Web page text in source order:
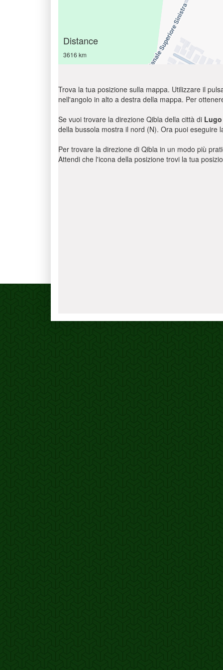
Distance
3616 km
Trova la tua posizione sulla mappa. Utilizzare il
nell'angolo in alto a destra della mappa. Per
Se vuoi trovare la direzione Qibla della città di Lugo
della bussola mostra il nord (N). Ora puoi eseguire
Per trovare la direzione di Qibla in un modo più
Attendi che l'icona della posizione trovi la tua